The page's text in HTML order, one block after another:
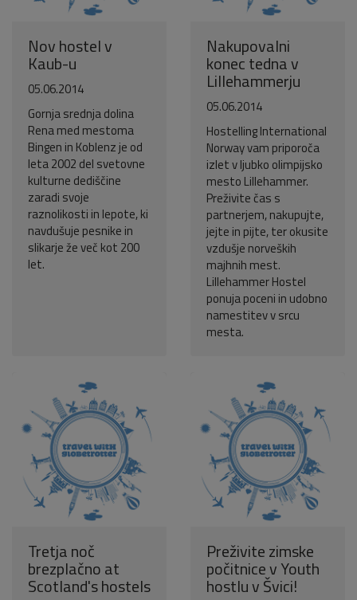
Nov hostel v
Kaub-u
05.06.2014
Gornja srednja dolina
Rena med mestoma
Bingen in Koblenz je od
leta 2002 del svetovne
kulturne dediščine
zaradi svoje
raznolikosti in lepote, ki
navdušuje pesnike in
slikarje že več kot 200
let.
Nakupovalni
konec tedna v
Lillehammerju
05.06.2014
Hostelling International
Norway vam priporoča
izlet v ljubko olimpijsko
mesto Lillehammer.
Preživite čas s
partnerjem, nakupujte,
jejte in pijte, ter okusite
vzdušje norveških
majhnih mest.
Lillehammer Hostel
ponuja poceni in udobno
namestitev v srcu
mesta.
Tretja noč
brezplačno at
Scotland's hostels
Preživite zimske
počitnice v Youth
hostlu v Švici!